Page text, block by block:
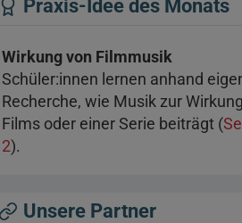
Praxis-Idee des Monats
Wirkung von Filmmusik
Schüler:innen lernen anhand
Recherche, wie Musik zur
Films oder einer Serie beiträgt (
2).
Unsere Partner